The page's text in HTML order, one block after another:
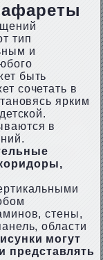
тип
и
быть
сочетать в
ярким
в
стены,
области
исунки могут